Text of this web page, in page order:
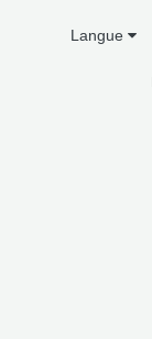
Langue